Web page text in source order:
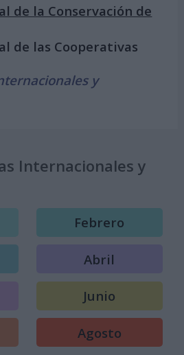
de la Conservación de
de las Cooperativas
y
Internacionales y
Febrero
Abril
Junio
Agosto